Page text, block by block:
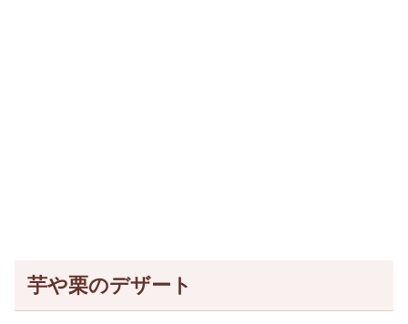
芋や栗のデザート